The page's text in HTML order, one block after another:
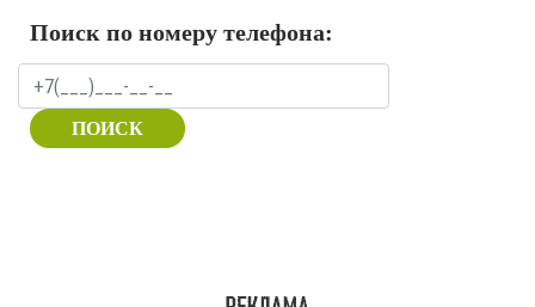
Поиск по номеру телефона:
ПОИСК